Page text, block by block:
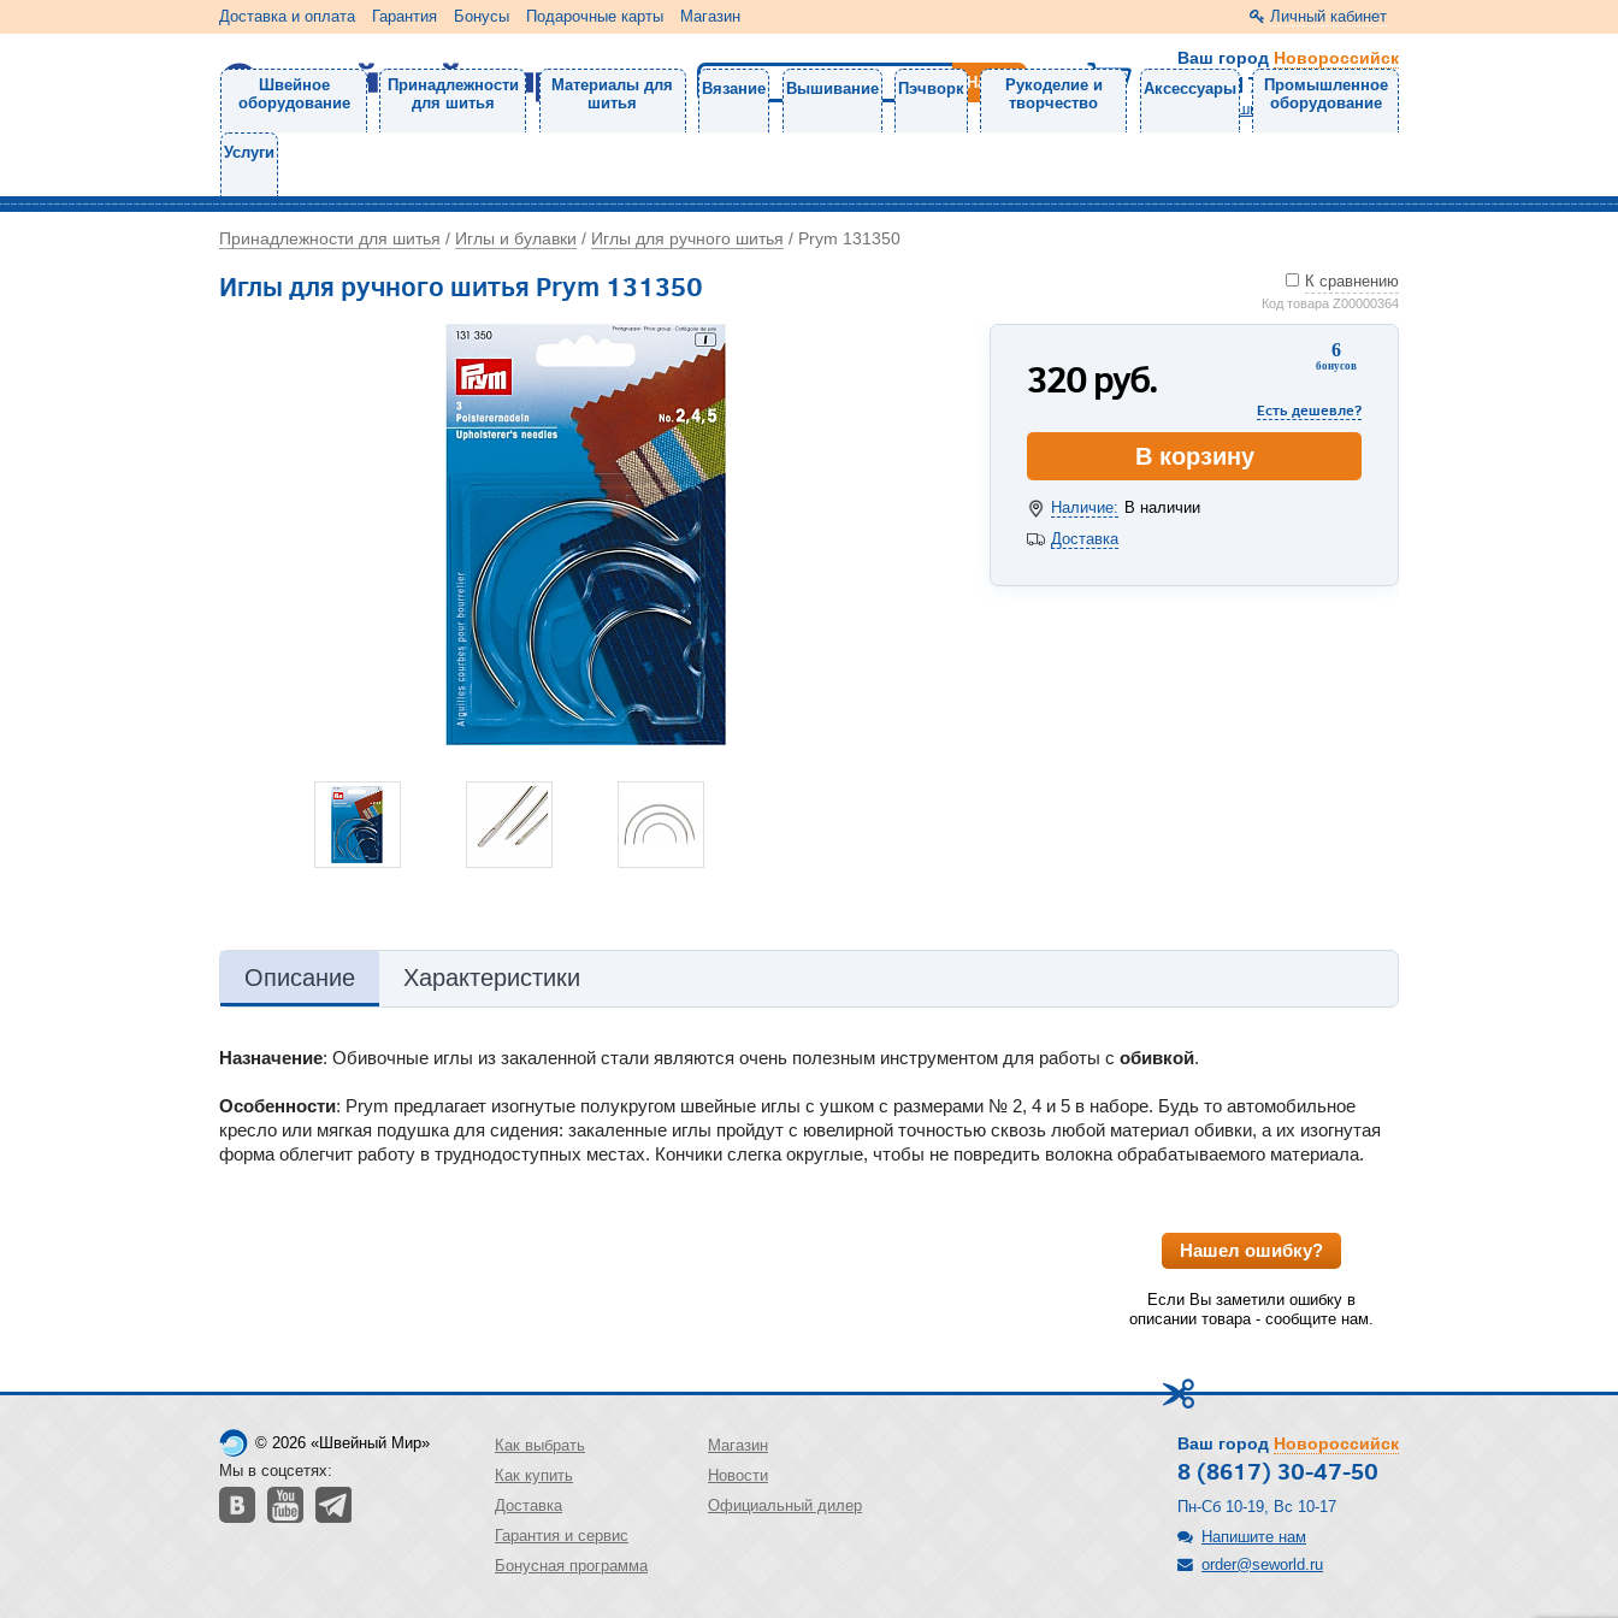
Доставка и оплата Гарантия Бонусы Подарочные карты Магазин Личный кабинет
Ваш город Новороссийск
8 (8617) 30-47-50
Напишите нам
Швейное
оборудование
Принадлежности
для шитья
Материалы для
шитья
Вязание Вышивание Пэчворк
Рукоделие и
творчество
Аксессуары
Промышленное
оборудование
Услуги
Принадлежности для шитья / Иглы и булавки / Иглы для ручного шитья / Prym 131350
Иглы для ручного шитья Prym 131350 К сравнению
Код товара Z00000364
6
бонусов
320руб.
Есть дешевле?
В корзину
Наличие: В наличии
Доставка
Описание Характеристики
Назначение: Обивочные иглы из закаленной стали являются очень полезным инструментом для работы с обивкой.
Особенности: Prym предлагает изогнутые полукругом швейные иглы с ушком с размерами № 2, 4 и 5 в наборе. Будь то автомобильное
кресло или мягкая подушка для сидения: закаленные иглы пройдут с ювелирной точностью сквозь любой материал обивки, а их изогнутая
форма облегчит работу в труднодоступных местах. Кончики слегка округлые, чтобы не повредить волокна обрабатываемого материала.
Нашел ошибку?
Если Вы заметили ошибку в
описании товара - сообщите нам.
© 2026 «Швейный Мир»
Мы в соцсетях:
Как выбрать
Как купить
Доставка
Гарантия и сервис
Бонусная программа
Магазин
Новости
Официальный дилер
Ваш город Новороссийск
8 (8617) 30-47-50
Пн-Сб 10-19, Вс 10-17
Напишите нам
order@seworld.ru